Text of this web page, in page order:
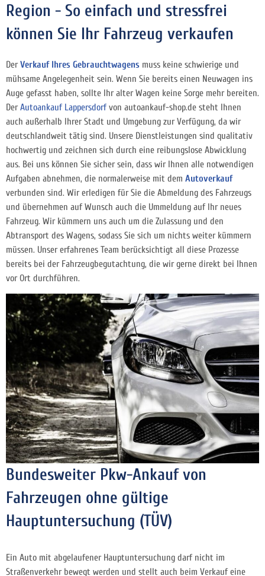
Region - So einfach und stressfrei
können Sie Ihr Fahrzeug verkaufen
DerVerkauf Ihres Gebrauchtwagens muss keine schwierige und
mühsame Angelegenheit sein. Wenn Sie bereits einen Neuwagen ins
Auge gefasst haben, sollte Ihr alter Wagen keine Sorge mehr bereiten.
DerAutoankauf Lappersdorfvon autoankauf-shop.de steht Ihnen
auch außerhalb Ihrer Stadt und Umgebung zur Verfügung, da wir
deutschlandweit tätig sind. Unsere Dienstleistungen sind qualitativ
hochwertig und zeichnen sich durch eine reibungslose Abwicklung
aus. Bei uns können Sie sicher sein, dass wir Ihnen alle notwendigen
Aufgaben abnehmen, die normalerweise mit dem Autoverkauf
verbunden sind. Wir erledigen für Sie die Abmeldung des Fahrzeugs
und übernehmen auf Wunsch auch die Ummeldung auf Ihr neues
Fahrzeug. Wir kümmern uns auch um die Zulassung und den
Abtransport des Wagens, sodass Sie sich um nichts weiter kümmern
müssen. Unser erfahrenes Team berücksichtigt all diese Prozesse
bereits bei der Fahrzeugbegutachtung, die wir gerne direkt bei Ihnen
vor Ort durchführen.
Bundesweiter Pkw-Ankauf von
Fahrzeugen ohne gültige
Hauptuntersuchung (TÜV)
Ein Auto mit abgelaufener Hauptuntersuchung darf nicht im
Straßenverkehr bewegt werden und stellt auch beim Verkauf eine